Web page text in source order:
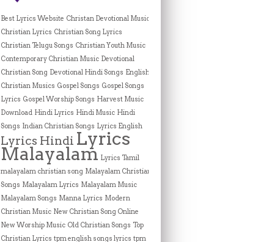
Best Lyrics Website Christan Devotional Music
Christian Lyrics Christian Song Lyrics
Christian Telugu Songs Christian Youth Music
Contemporary Christian Music Devotional
Christian Song Devotional Hindi Songs English
Christian Musics Gospel Songs Gospel Songs
Lyrics Gospel Worship Songs Harvest Music
Download Hindi Lyrics Hindi Music Hindi
Songs Indian Christian Songs Lyrics English
Lyrics Hindi Lyrics
Malayalam Lyrics Tamil
malayalam christian song Malayalam Christian
Songs Malayalam Lyrics Malayalam Music
Malayalam Songs Manna Lyrics Modern
Christian Music New Christian Song Online
New Worship Music Old Christian Songs Top
Christian Lyrics tpm english songs lyrics tpm